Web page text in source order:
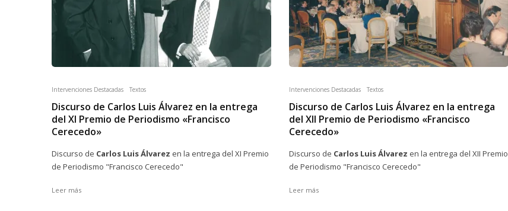
Intervenciones Destacadas Textos
Discurso de Carlos Luis Álvarez en la entrega
del XI Premio de Periodismo «Francisco
Cerecedo»
Discurso de Carlos Luis Álvarez en la entrega del XI Premio
de Periodismo "Francisco Cerecedo"
Leer más
Intervenciones Destacadas Textos
Discurso de Carlos Luis Álvarez en la entrega
del XII Premio de Periodismo «Francisco
Cerecedo»
Discurso de Carlos Luis Álvarez en la entrega del XII Premio
de Periodismo "Francisco Cerecedo"
Leer más